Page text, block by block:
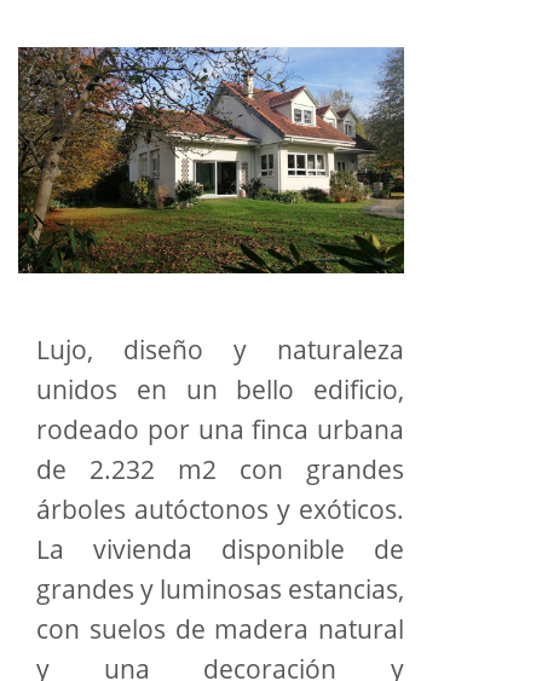
Lujo, diseño y naturaleza
unidos en un bello edificio,
rodeado por una finca urbana
de 2.232 m2 con grandes
árboles autóctonos y exóticos.
La vivienda disponible de
grandes y luminosas estancias,
con suelos de madera natural
y una decoración y